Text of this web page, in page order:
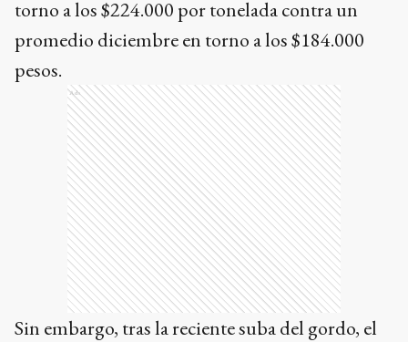
torno a los $224.000 por tonelada contra un
promedio diciembre en torno a los $184.000
pesos.
Ads
Sin embargo, tras la reciente suba del gordo, el